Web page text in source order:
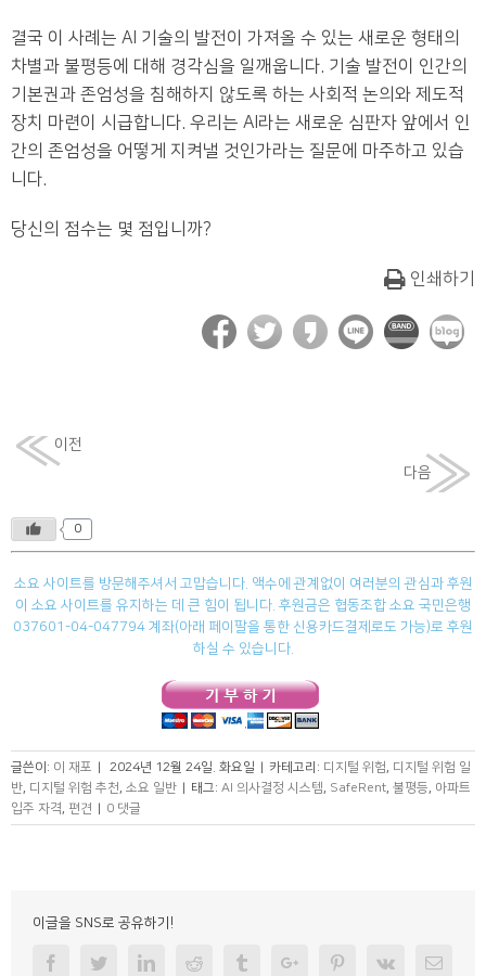
결국 이 사례는 AI 기술의 발전이 가져올 수 있는 새로운 형태의
차별과 불평등에 대해 경각심을 일깨웁니다. 기술 발전이 인간의
기본권과 존엄성을 침해하지 않도록 하는 사회적 논의와 제도적
장치 마련이 시급합니다. 우리는 AI라는 새로운 심판자 앞에서 인
간의 존엄성을 어떻게 지켜낼 것인가라는 질문에 마주하고 있습
니다.
당신의 점수는 몇 점입니까?
인쇄하기
이전
다음
0
소요 사이트를 방문해주셔서 고맙습니다. 액수에 관계없이 여러분의 관심과 후원
이 소요 사이트를 유지하는 데 큰 힘이 됩니다. 후원금은 협동조합 소요 국민은행
037601-04-047794 계좌(아래 페이팔을 통한 신용카드결제로도 가능)로 후원
하실 수 있습니다.
글쓴이: 이 재포 | 2024년 12월 24일. 화요일 | 카테고리: 디지털 위험, 디지털 위험 일
반, 디지털 위험 추천, 소요 일반 | 태그: AI 의사결정 시스템, SafeRent, 불평등, 아파트
입주 자격, 편견 | 0 댓글
이글을 SNS로 공유하기!
FacebookTwitterLinkedinReddit TumblrGoogleplusPinterest
Vk Email